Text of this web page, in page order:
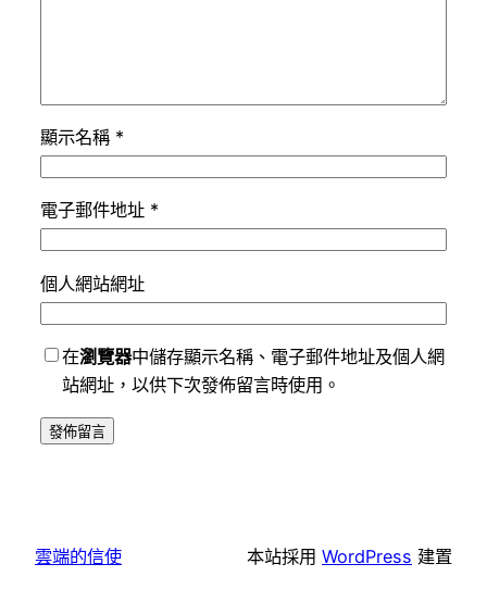
顯示名稱 *
電子郵件地址 *
個人網站網址
在瀏覽器中儲存顯示名稱、電子郵件地址及個人網
站網址，以供下次發佈留言時使用。
雲端的信使 本站採用 WordPress 建置